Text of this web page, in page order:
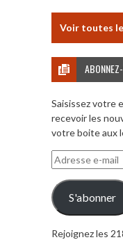
Voir toutes
Saisissez votre
recevoir les
votre boite aux
Adresse
e-
mail
S'abonner
Rejoignez les